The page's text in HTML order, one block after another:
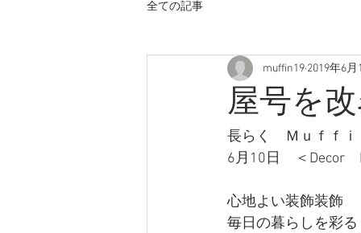
全ての記事
屋号を
muffin19 2019年6月
長らく　Ｍｕｆｆ
6月10日　＜Decor
心地よい装飾装飾
毎日の暮らしを彩